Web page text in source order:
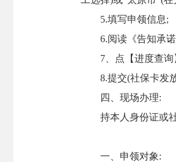
5.填写申领信息;
6.阅读《告知承
7、点【进度查
8.提交(社保卡发
四、现场办理:
持本人身份证或
一、申领对象: